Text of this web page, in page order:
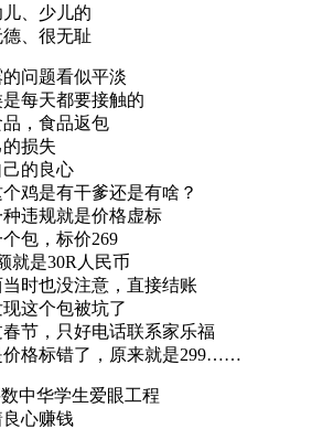
、少儿的
、很无耻
问题看似平淡
每天都要接触的
，食品返包
损失
的良心
鸡是有干爹还是有啥？
违规就是价格虚标
包，标价269
就是30R人民币
时也没注意，直接结账
这个包被坑了
节，只好电话联系家乐福
价格标错了，原来就是299……
中华学生爱眼工程
心赚钱